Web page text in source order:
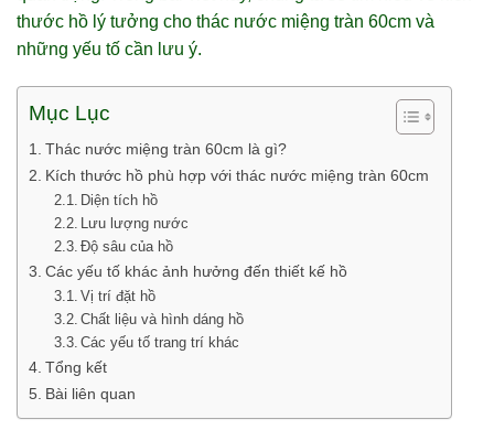
thước hồ lý tưởng cho thác nước miệng tràn 60cm và
những yếu tố cần lưu ý.
Mục Lục
Thác nước miệng tràn 60cm là gì?
Kích thước hồ phù hợp với thác nước miệng tràn 60cm
Diện tích hồ
Lưu lượng nước
Độ sâu của hồ
Các yếu tố khác ảnh hưởng đến thiết kế hồ
Vị trí đặt hồ
Chất liệu và hình dáng hồ
Các yếu tố trang trí khác
Tổng kết
Bài liên quan